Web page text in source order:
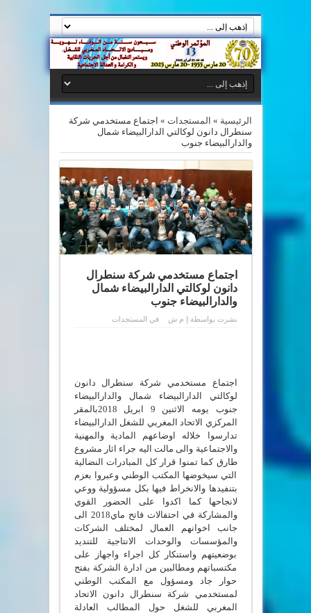
الرئيسية » المستجدات » اجتماع مستخدمي شركة
سنطرال دانون لوكالتي الدارالبيضاء شمال
والدارالبيضاء جنوب
اجتماع مستخدمي شركة سنطرال
دانون لوكالتي الدارالبيضاء شمال
والدارالبيضاء جنوب
نشرت بواسطة:إ م ش في المستجدات
اجتماع مستخدمي شركة سنطرال دانون
لوكالتي الدارالبيضاء شمال والدارالبيضاء
جنوب يومه الاثنين 9 ابريل 2018بالمقر
المركزي الاتحاد المغربي للشغل الدارالبيضاء
تدارسوا خلاله اوضاعهم المادية والمهنية
والاجتماعية والى مالت اليه جراء اثار مشروع
طارق كما تمنوا قرار كل المبادرات النضالية
التي سيخوضها المكتب الوطني وعبروا بعزم
بتنفيدها والانخراط فيها بكل مسؤولية ووعي
لانجاحها كما اكدوا على الحضور القوي
والمشاركة في احتفالات فاتح ماي2018 الى
جانب اخوانهم العمال لمختلف الشركات
والمؤسسات والوحدات الانتاجية للتنديد
بوضعيتهم واستنكار كل اجراء واجهاز على
مكتسباتهم ومطالبين من ادارة الشركة بفتح
حوار جاد ومسؤول مع المكتب الوطني
لمستخدمي شركة سنطرال دانون الاتحاد
المغربي للشغل حول المطالب العادلة